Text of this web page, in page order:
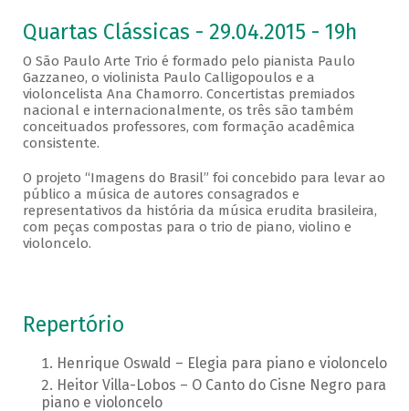
Quartas Clássicas - 29.04.2015 - 19h
O São Paulo Arte Trio é formado pelo pianista Paulo
Gazzaneo, o violinista Paulo Calligopoulos e a
violoncelista Ana Chamorro. Concertistas premiados
nacional e internacionalmente, os três são também
conceituados professores, com formação acadêmica
consistente.
O projeto “Imagens do Brasil” foi concebido para levar ao
público a música de autores consagrados e
representativos da história da música erudita brasileira,
com peças compostas para o trio de piano, violino e
violoncelo.
Repertório
Henrique Oswald – Elegia para piano e violoncelo
Heitor Villa-Lobos – O Canto do Cisne Negro para
piano e violoncelo